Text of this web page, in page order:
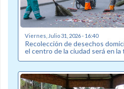
Viernes, Julio 31, 2026 - 16:40
Recolección de desechos
el centro de la ciudad será en la